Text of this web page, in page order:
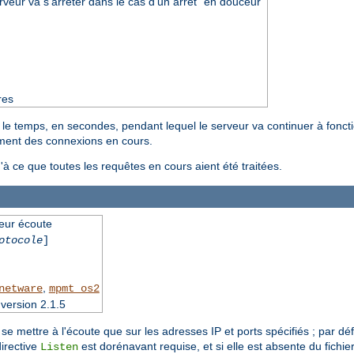
temps, en secondes, pendant lequel le serveur va continuer à
des connexions en cours.
ce que toutes les requêtes en cours aient été traitées.
écoute
]
, mpmt_os2
2.1.5
mettre à l'écoute que sur les adresses IP et ports spécifiés ; par
Listen est dorénavant requise, et si elle est absente du